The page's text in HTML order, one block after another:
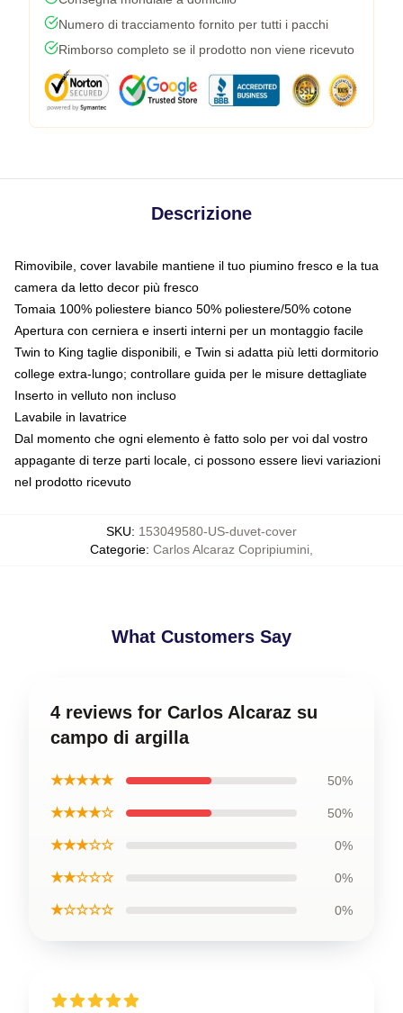
Numero di tracciamento fornito per tutti i pacchi
Rimborso completo se il prodotto non viene ricevuto
Descrizione
Rimovibile, cover lavabile mantiene il tuo piumino fresco e la tua
camera da letto decor più fresco
Tomaia 100% poliestere bianco 50% poliestere/50% cotone
Apertura con cerniera e inserti interni per un montaggio facile
Twin to King taglie disponibili, e Twin si adatta più letti dormitorio
college extra-lungo; controllare guida per le misure dettagliate
Inserto in velluto non incluso
Lavabile in lavatrice
Dal momento che ogni elemento è fatto solo per voi dal vostro
appagante di terze parti locale, ci possono essere lievi variazioni
nel prodotto ricevuto
SKU: 153049580-US-duvet-cover
Categorie: Carlos Alcaraz Copripiumini
What Customers Say
4 reviews for Carlos Alcaraz su
campo di argilla
★★★★★ 50%
★★★★☆ 50%
★★★☆☆ 0%
★★☆☆☆ 0%
★☆☆☆☆ 0%